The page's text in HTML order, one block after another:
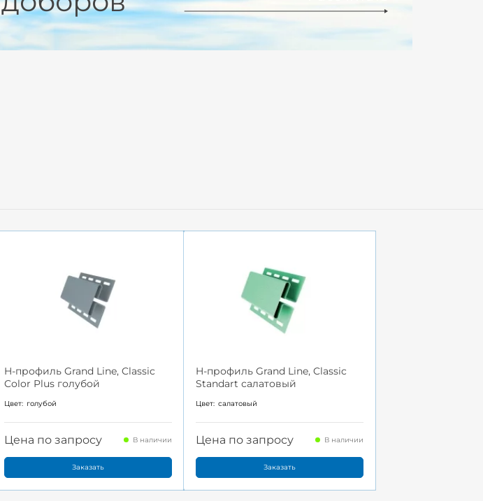
H-профиль Grand Line, Classic
Color Plus голубой
Цвет: голубой
Цена по запросу В наличии
Заказать
H-профиль Grand Line, Classic
Standart салатовый
Цвет: салатовый
Цена по запросу В наличии
Заказать